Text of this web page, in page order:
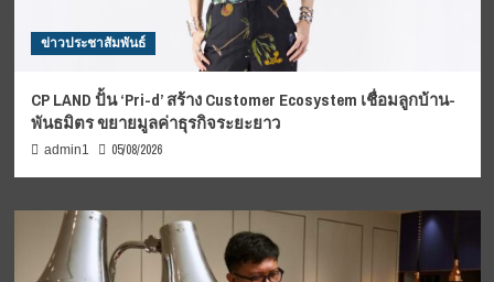
ข่าวประชาสัมพันธ์
CP LAND ปั้น ‘Pri-d’ สร้าง Customer Ecosystem เชื่อมลูกบ้าน-
พันธมิตร ขยายมูลค่าธุรกิจระยะยาว
admin1 05/08/2026